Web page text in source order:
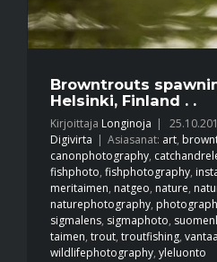
Browntrouts
Helsinki, Finland . .
Kirjoittaja Longinoja |
Digivirta | Asiasanat: art,
canonphotography,
fishphoto, fishphotography,
meritaimen, natgeo, nature,
naturephotography,
sigmalens, sigmaphoto,
taimen, trout, troutfishing,
wildlifephotography, yleluonto